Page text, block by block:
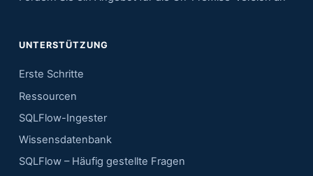
UNTERSTÜTZUNG
Erste Schritte
Ressourcen
SQLFlow-Ingester
Wissensdatenbank
SQLFlow – Häufig gestellte Fragen